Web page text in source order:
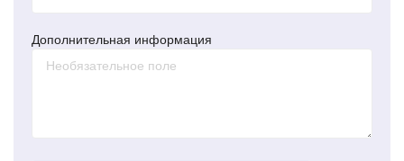
Дополнительная информация